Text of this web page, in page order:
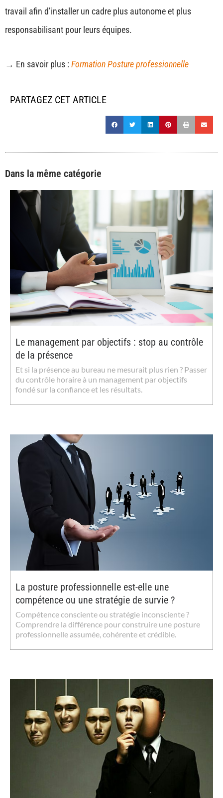
travail afin d’installer un cadre plus autonome et plus
responsabilisant pour leurs équipes.
→ En savoir plus : Formation Posture professionnelle
PARTAGEZ CET ARTICLE
Dans la même catégorie
Le management par objectifs : stop au contrôle
de la présence
Et si la présence au bureau ne mesurait plus rien ? Passer
du contrôle horaire à un management par objectifs
fondé sur la confiance et les résultats.
La posture professionnelle est-elle une
compétence ou une stratégie de survie ?
Compétence consciente ou stratégie inconsciente ?
Comprendre la différence pour construire une posture
professionnelle assumée, cohérente et crédible.